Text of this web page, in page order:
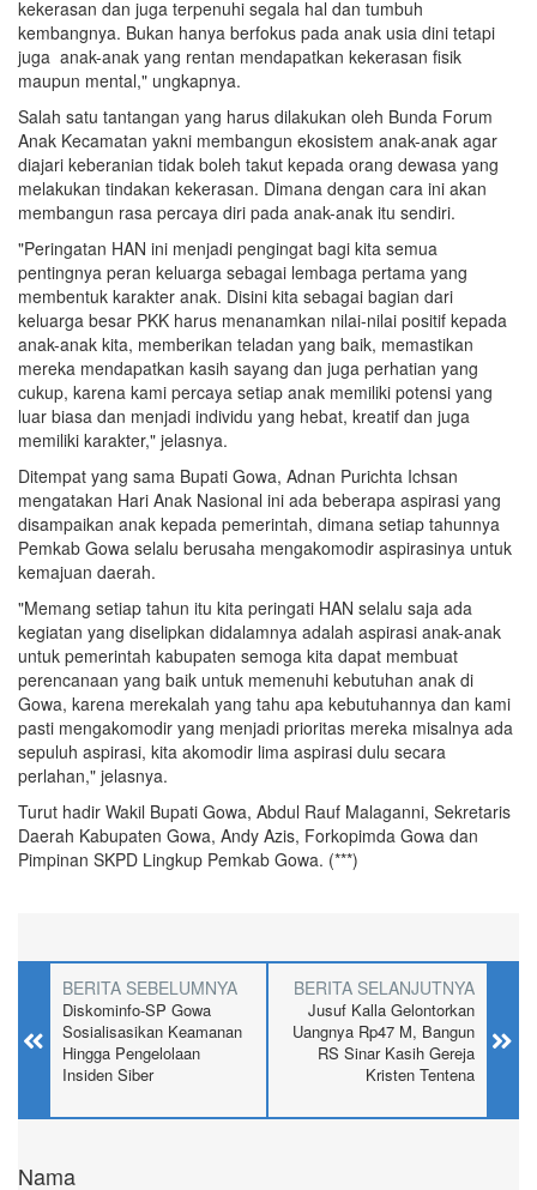
kekerasan dan juga terpenuhi segala hal dan tumbuh
kembangnya. Bukan hanya berfokus pada anak usia dini tetapi
juga anak-anak yang rentan mendapatkan kekerasan fisik
maupun mental," ungkapnya.
Salah satu tantangan yang harus dilakukan oleh Bunda Forum
Anak Kecamatan yakni membangun ekosistem anak-anak agar
diajari keberanian tidak boleh takut kepada orang dewasa yang
melakukan tindakan kekerasan. Dimana dengan cara ini akan
membangun rasa percaya diri pada anak-anak itu sendiri.
"Peringatan HAN ini menjadi pengingat bagi kita semua
pentingnya peran keluarga sebagai lembaga pertama yang
membentuk karakter anak. Disini kita sebagai bagian dari
keluarga besar PKK harus menanamkan nilai-nilai positif kepada
anak-anak kita, memberikan teladan yang baik, memastikan
mereka mendapatkan kasih sayang dan juga perhatian yang
cukup, karena kami percaya setiap anak memiliki potensi yang
luar biasa dan menjadi individu yang hebat, kreatif dan juga
memiliki karakter," jelasnya.
Ditempat yang sama Bupati Gowa, Adnan Purichta Ichsan
mengatakan Hari Anak Nasional ini ada beberapa aspirasi yang
disampaikan anak kepada pemerintah, dimana setiap tahunnya
Pemkab Gowa selalu berusaha mengakomodir aspirasinya untuk
kemajuan daerah.
"Memang setiap tahun itu kita peringati HAN selalu saja ada
kegiatan yang diselipkan didalamnya adalah aspirasi anak-anak
untuk pemerintah kabupaten semoga kita dapat membuat
perencanaan yang baik untuk memenuhi kebutuhan anak di
Gowa, karena merekalah yang tahu apa kebutuhannya dan kami
pasti mengakomodir yang menjadi prioritas mereka misalnya ada
sepuluh aspirasi, kita akomodir lima aspirasi dulu secara
perlahan," jelasnya.
Turut hadir Wakil Bupati Gowa, Abdul Rauf Malaganni, Sekretaris
Daerah Kabupaten Gowa, Andy Azis, Forkopimda Gowa dan
Pimpinan SKPD Lingkup Pemkab Gowa. (***)
BERITA SEBELUMNYA
Diskominfo-SP Gowa
Sosialisasikan Keamanan
Hingga Pengelolaan
Insiden Siber
BERITA SELANJUTNYA
Jusuf Kalla Gelontorkan
Uangnya Rp47 M, Bangun
RS Sinar Kasih Gereja
Kristen Tentena
Nama